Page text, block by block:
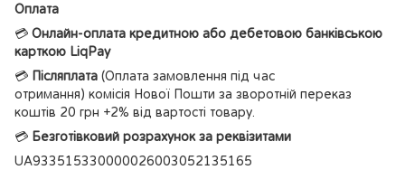
Оплата
💳 Онлайн-оплата кредитною або дебетовою банківською
карткою LiqPay
💳 Післяплата (Оплата замовлення під час
отримання) комісія Нової Пошти за зворотній переказ
коштів 20 грн +2% від вартості товару.
💳 Безготівковий розрахунок за реквізитами
UA933515330000026003052135165